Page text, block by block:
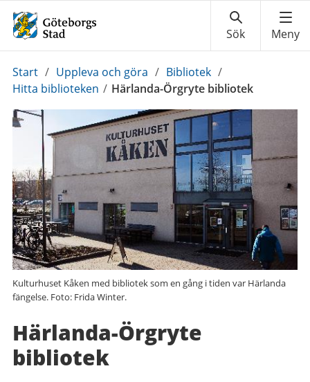
Du
är
Start / Uppleva och göra / Bibliotek /
Hitta biblioteken / Härlanda-Örgryte bibliotek
Kulturhuset Kåken med bibliotek som en gång i tiden var Härlanda
fängelse. Foto: Frida Winter.
Härlanda-Örgryte
bibliotek